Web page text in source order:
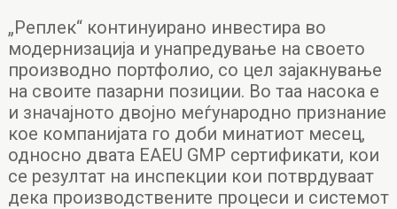
„Реплек“ континуирано инвестира во
модернизација и унапредување на своето
производно портфолио, со цел зајакнување
на своите пазарни позиции. Во таа насока е
и значајното двојно меѓународно признание
кое компанијата го доби минатиот месец,
односно двата EAEU GMP сертификати, кои
се резултат на инспекции кои потврдуваат
дека производствените процеси и системот